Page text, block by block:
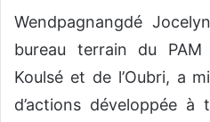
Wendpagnangdé
bureau terrain du
Koulsé et de l’Oubri, a
d’actions développée à